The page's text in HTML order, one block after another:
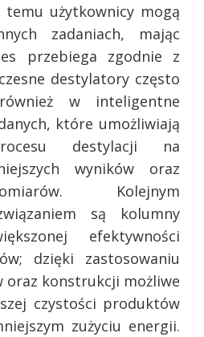
użytkownicy mogą
zadaniach, mając
przebiega zgodnie z
destylatory często
w inteligentne
które umożliwiają
destylacji na
wyników oraz
Kolejnym
są kolumny
efektywności
dzięki zastosowaniu
oraz konstrukcji możliwe
czystości produktów
zużyciu energii.